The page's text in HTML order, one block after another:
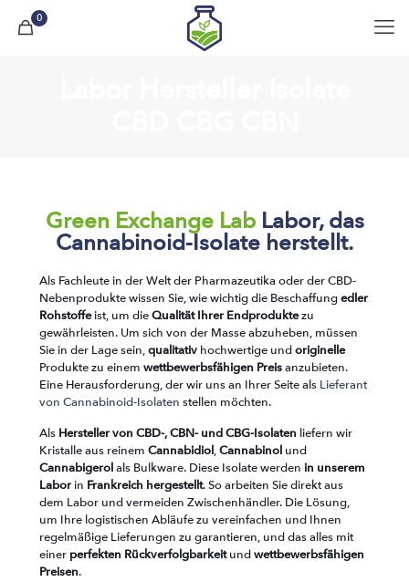
0
Green Exchange Lab Labor, das
Cannabinoid-Isolate herstellt.
Als Fachleute in der Welt der Pharmazeutika oder der CBD-
Nebenprodukte wissen Sie, wie wichtig die Beschaffungedler
Rohstoffeist, um dieQualität Ihrer Endproduktezu
gewährleisten. Um sich von der Masse abzuheben, müssen
Sie in der Lage sein,qualitativ hochwertige undoriginelle
Produkte zu einem wettbewerbsfähigen Preisanzubieten.
Eine Herausforderung, der wir uns an Ihrer Seite als Lieferant
von Cannabinoid-Isolaten stellen möchten.
Als Hersteller von CBD-, CBN- und CBG-Isolaten liefern wir
Kristalle aus reinem Cannabidiol,Cannabinol und
Cannabigerolals Bulkware. Diese Isolate werden in unserem
Laborin Frankreich hergestellt. So arbeiten Sie direkt aus
dem Labor und vermeiden Zwischenhändler. Die Lösung,
um Ihre logistischen Abläufe zu vereinfachen und Ihnen
regelmäßige Lieferungen zu garantieren, und das alles mit
einer perfekten Rückverfolgbarkeitundwettbewerbsfähigen
Preisen.